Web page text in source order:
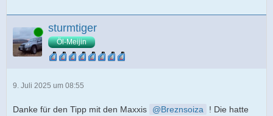
Online sturmtiger
Öl-Meijin
9. Juli 2025 um 08:55
Danke für den Tipp mit den Maxxis Breznsoiza
! Die hatte